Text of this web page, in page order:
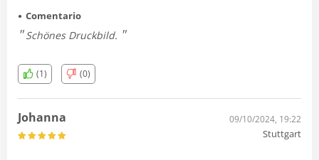
Comentario
Schönes Druckbild.
(1) (0)
Johanna 09/10/2024, 19:22
Stuttgart